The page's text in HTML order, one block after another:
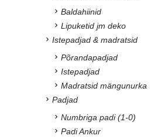
Baldahiinid
Lipuketid jm deko
Istepadjad & madratsid
Põrandapadjad
Istepadjad
Madratsid mängunurka
Padjad
Numbriga padi (1-0)
Padi Ankur